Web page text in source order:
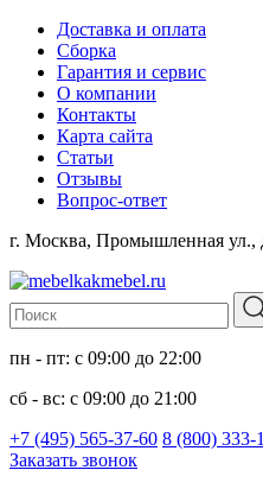
Доставка и оплата
Сборка
Гарантия и сервис
О компании
Контакты
Карта сайта
Статьи
Отзывы
Вопрос-ответ
г. Москва, Промышленная ул.,
пн - пт: с 09:00 до 22:00
сб - вс: с 09:00 до 21:00
+7 (495) 565-37-60 8 (800) 333-
Заказать звонок